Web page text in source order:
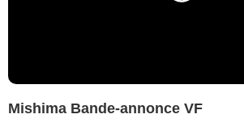
Mishima Bande-annonce VF